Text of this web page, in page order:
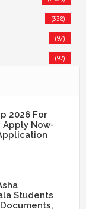
(338)
(97)
(92)
2026 For
Now-
Students